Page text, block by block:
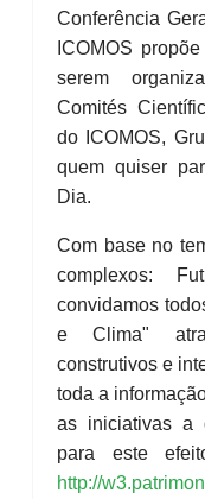
Conferência
ICOMOS
serem
Comités
do ICOMOS,
quem quiser
Dia.
Com base no
complexos:
convidamos
e Clima"
construtivos e
toda a
as iniciativas a
para este
http://